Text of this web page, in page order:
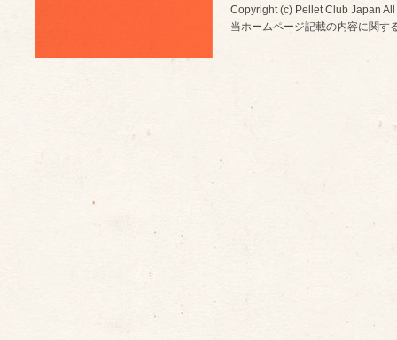
Copyright (c) Pellet Club Japan
当ホームページ記載の内容に関す